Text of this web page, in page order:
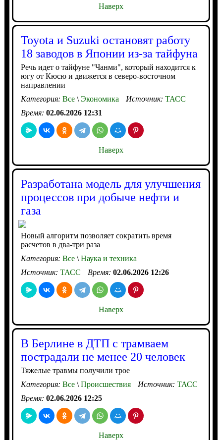
Наверх
Toyota и Suzuki остановят работу
18 заводов в Японии из-за тайфуна
Речь идет о тайфуне "Чанми", который находится к
югу от Кюсю и движется в северо-восточном
направлении
Категория: Все\Экономика Источник: ТАСС
Время: 02.06.2026 12:31
Наверх
Разработана модель для улучшения
процессов при добыче нефти и
газа
Новый алгоритм позволяет сократить время
расчетов в два-три раза
Категория: Все\Наука и техника
Источник: ТАСС Время: 02.06.2026 12:26
Наверх
В Берлине в ДТП с трамваем
пострадали не менее 20 человек
Тяжелые травмы получили трое
Категория: Все\Происшествия Источник: ТАСС
Время: 02.06.2026 12:25
Наверх